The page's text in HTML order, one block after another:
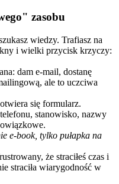
zasobu
wiedzy. Trafiasz na
i wielki przycisk krzyczy:
dam e-mail, dostanę
ale to uczciwa
się formularz.
stanowisko, nazwy
e-book, tylko pułapka na
że straciłeś czas i
straciła wiarygodność w